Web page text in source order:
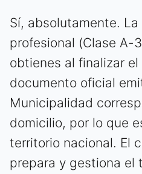
Sí, absolutamente.
profesional (Clase A-
obtienes al finalizar el
documento oficial
Municipalidad
domicilio, por lo que
territorio nacional. El
prepara y gestiona el